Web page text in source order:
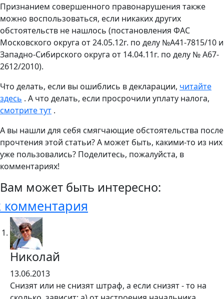
Признанием совершенного правонарушения также
можно воспользоваться, если никаких других
обстоятельств не нашлось (постановления ФАС
Московского округа от 24.05.12г. по делу №А41-7815/10 и
Западно-Сибирского округа от 14.04.11г. по делу № А67-
2612/2010).
Что делать, если вы ошиблись в декларации, читайте
здесь . А что делать, если просрочили уплату налога,
смотрите тут .
А вы нашли для себя смягчающие обстоятельства после
прочтения этой статьи? А может быть, какими-то из них
уже пользовались? Поделитесь, пожалуйста, в
комментариях!
Вам может быть интересно:
комментария
Николай
13.06.2013
Снизят или не снизят штраф, а если снизят - то на